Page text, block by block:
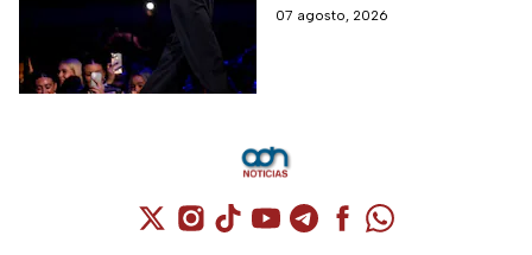
internacionales este viernes 7
07 agosto, 2026
Cuenta de X / Twitter (se abre en una
Cuenta de Instagram (se abre en una
Cuenta de TikTok (se abre en
Cuenta de YouTube (se abre
Cuenta de Telegram (se
Cuenta de
Cuenta de